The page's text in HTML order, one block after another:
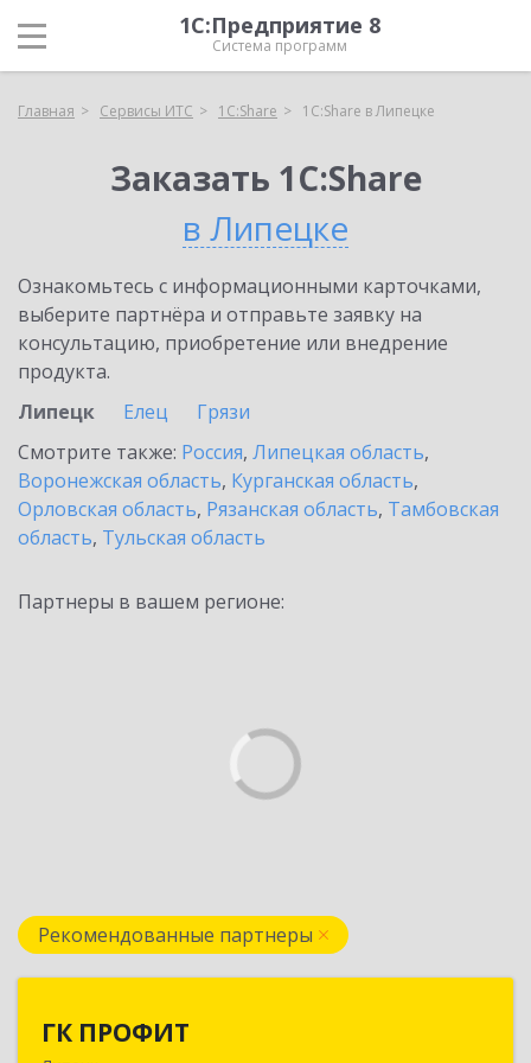
1С:Предприятие 8
Система программ
Главная Сервисы ИТС 1С:Share 1С:Share в Липецке
Заказать 1С:Share
в Липецке
Ознакомьтесь с информационными карточками,
выберите партнёра и отправьте заявку на
консультацию, приобретение или внедрение
продукта.
Липецк
Елец
Грязи
Смотрите также: Россия, Липецкая область,
Воронежская область, Курганская область,
Орловская область, Рязанская область, Тамбовская
область, Тульская область
Партнеры в вашем регионе:
Рекомендованные партнеры
ГК ПРОФИТ